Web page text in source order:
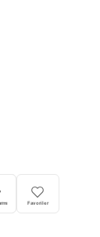
Favoriler